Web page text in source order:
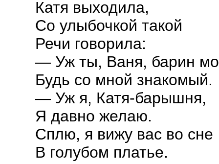
Катя выходила,
Со улыбочкой такой
Речи говорила:
— Уж ты, Ваня, барин
Будь со мной знакомый.
— Уж я, Катя-барышня,
Я давно желаю.
Сплю, я вижу вас во сне
В голубом платье.